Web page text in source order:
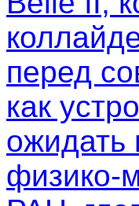
перед
как
ожидать
физико-